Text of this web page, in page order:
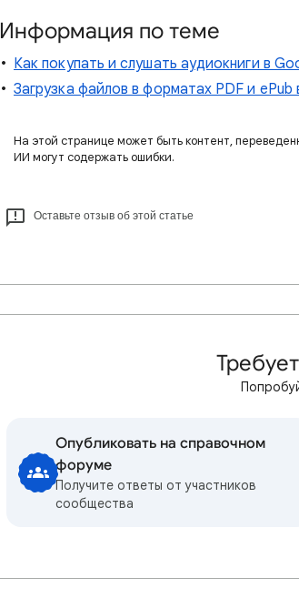
Информация по теме
Как покупать и слушать аудиокниги в
Загрузка файлов в форматах PDF и ePub
На этой странице может быть контент,
ИИ могут содержать ошибки.
Оставьте отзыв об этой статье
Опубликовать на справочном
форуме
Получите ответы от участников
сообщества